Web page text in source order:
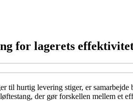
for lagerets
hurtig levering stiger, er
der gør forskellen mellem et